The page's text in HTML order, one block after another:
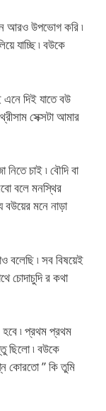
আরও উপভোগ করি ৷
যাচ্ছি ৷ বউকে
এনে দিই যাতে বউ
সেক্সটা আমার
চাই ৷ বৌদি বা
বলে মনস্থির
বউয়ের মনে নাড়া
বলেছি ৷ সব বিষয়েই
চোদাচুদি র কথা
৷ প্রথম প্রথম
ছিলো ৷ বউকে
কোরতো ” কি তুমি